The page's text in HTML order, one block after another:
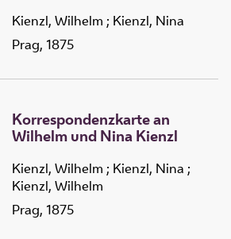
Kienzl, Wilhelm ; Kienzl, Nina
Prag, 1875
Korrespondenzkarte an
Wilhelm und Nina Kienzl
Kienzl, Wilhelm ; Kienzl, Nina ;
Kienzl, Wilhelm
Prag, 1875